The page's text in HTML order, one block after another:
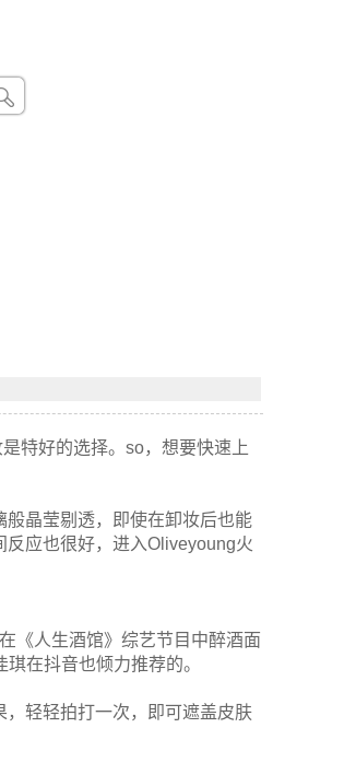
特好的选择。so，想要快速上
晶莹剔透，即使在卸妆后也能
反应也很好，进入Oliveyoung火
《人生酒馆》综艺节目中醉酒面
在抖音也倾力推荐的。
，轻轻拍打一次，即可遮盖皮肤